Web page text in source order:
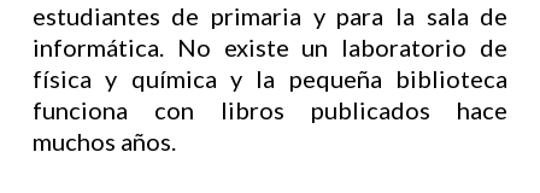
estudiantes de primaria y para la sala de
informática. No existe un laboratorio de
física y química y la pequeña biblioteca
funciona con libros publicados hace
muchos años.